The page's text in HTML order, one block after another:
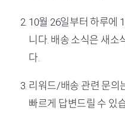
10월 26일부터 하루에
니다. 배송 소식은 새소
다.
리워드/배송 관련 문의
빠르게 답변드릴 수 있